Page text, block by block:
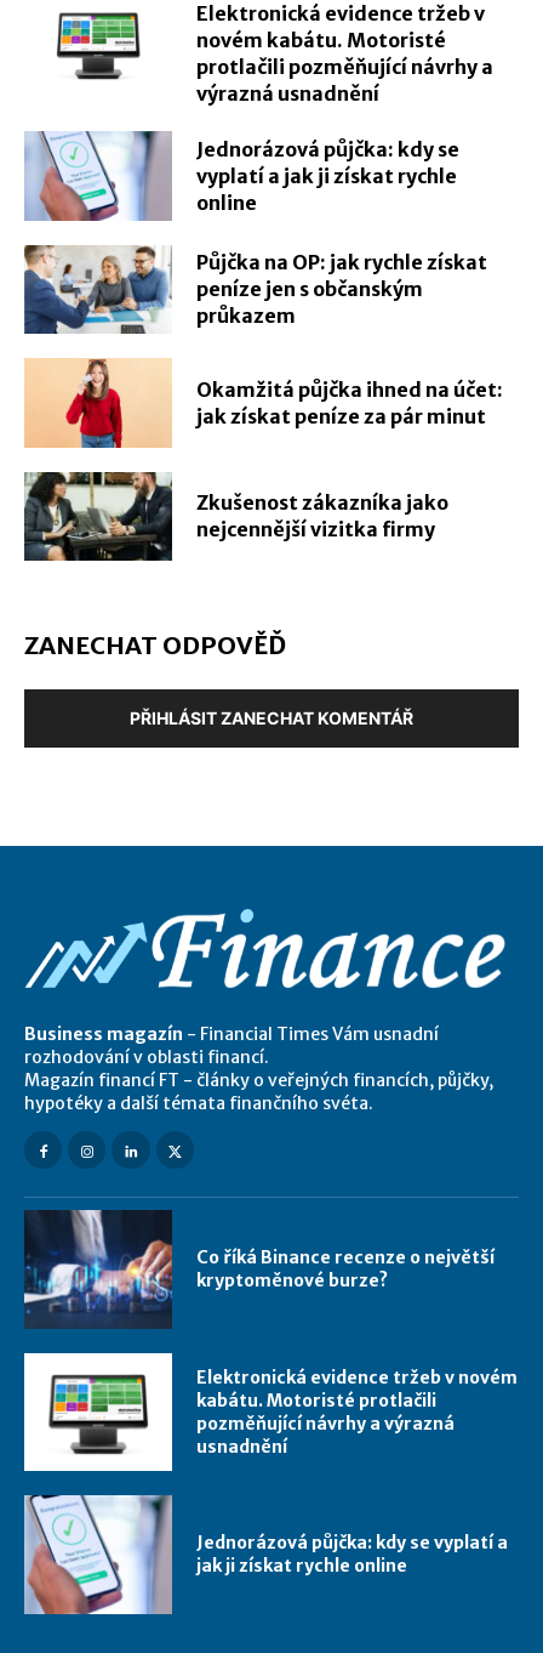
Elektronická evidence tržeb v
novém kabátu. Motoristé
protlačili pozměňující návrhy a
výrazná usnadnění
Jednorázová půjčka: kdy se
vyplatí a jak ji získat rychle
online
Půjčka na OP: jak rychle získat
peníze jen s občanským
průkazem
Okamžitá půjčka ihned na účet:
jak získat peníze za pár minut
Zkušenost zákazníka jako
nejcennější vizitka firmy
ZANECHAT ODPOVĚĎ
PŘIHLÁSIT ZANECHAT KOMENTÁŘ
Business magazín - Financial Times Vám usnadní
rozhodování v oblasti financí.
Magazín financí FT - články o veřejných financích, půjčky,
hypotéky a další témata finančního svéta.
Co říká Binance recenze o největší
kryptoměnové burze?
Elektronická evidence tržeb v novém
kabátu. Motoristé protlačili
pozměňující návrhy a výrazná
usnadnění
Jednorázová půjčka: kdy se vyplatí a
jak ji získat rychle online